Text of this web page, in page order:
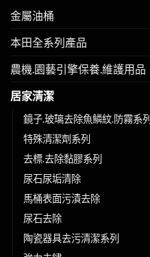
金屬油桶
本田全系列產品
農機.園藝引擎保養.維護用品
居家清潔
鏡子.玻璃去除魚鱗紋.防霧系列
特殊清潔劑系列
去標.去除黏膠系列
尿石尿垢清除
馬桶表面污漬去除
尿石去除
陶瓷器具去污清潔系列